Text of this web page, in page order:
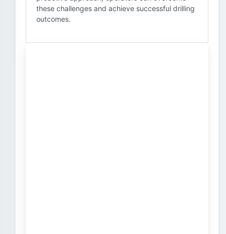
these challenges and achieve successful drilling
outcomes.